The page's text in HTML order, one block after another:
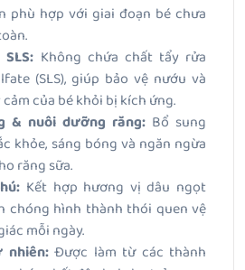
phù hợp với giai đoạn bé chưa
Không chứa chất tẩy rửa
(SLS), giúp bảo vệ nướu và
của bé khỏi bị kích ứng.
& nuôi dưỡng răng: Bổ sung
khỏe, sáng bóng và ngăn ngừa
răng sữa.
Kết hợp hương vị dâu ngọt
chóng hình thành thói quen vệ
mỗi ngày.
nhiên:Được làm từ các thành